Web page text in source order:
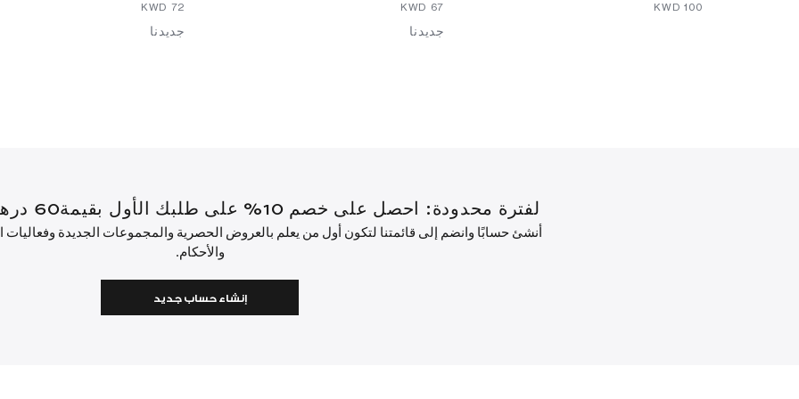
جديدنا جديدنا
لفترة محدودة: احصل على خصم 10% على طلبك الأول بقيمة60 درهم إماراتي أو أكثر.
أنشئ حسابًا وانضم إلى قائمتنا لتكون أول من يعلم بالعروض الحصرية والمجموعات الجديدة
والأحكام.
إنشاء حساب جديد